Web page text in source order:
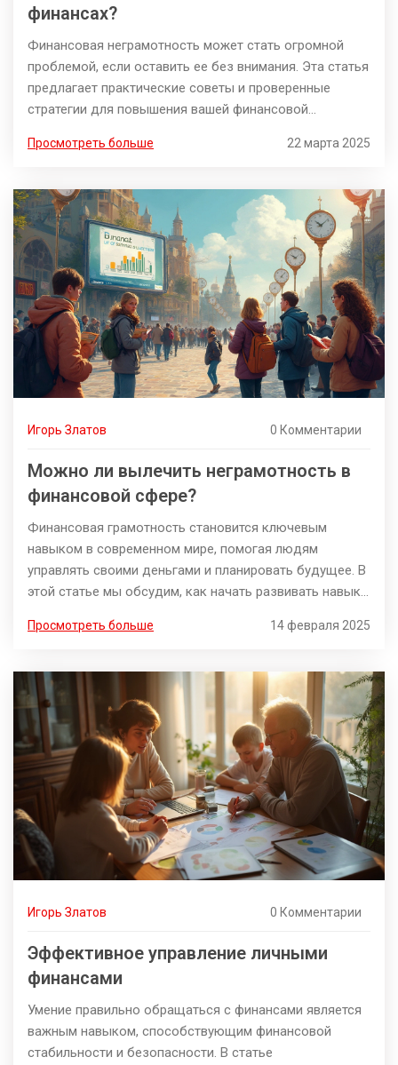
финансах?
Финансовая неграмотность может стать огромной
проблемой, если оставить ее без внимания. Эта статья
предлагает практические советы и проверенные
стратегии для повышения вашей финансовой
финансами и обеспечить финансовую стабильность.
взять под контроль свои деньги. Предупрежден —
значит вооружен!
Просмотреть больше 22 марта 2025
Игорь Златов 0 Комментарии
Можно ли вылечить неграмотность в
финансовой сфере?
Финансовая грамотность становится ключевым
навыком в современном мире, помогая людям
управлять своими деньгами и планировать будущее. В
этой статье мы обсудим, как начать развивать навык
улучшить ваше понимание финансов и какие ресурсы
иметь планировщик бюджета и почему регулярные
финансовые привычки могут улучшить вашу жизнь. В
статье также приведены советы и факты, которые
делают процесс обучения интересным и доступным.
Просмотреть больше 14 февраля 2025
Игорь Златов 0 Комментарии
Эффективное управление личными
финансами
Умение правильно обращаться с финансами является
важным навыком, способствующим финансовой
стабильности и безопасности. В статье